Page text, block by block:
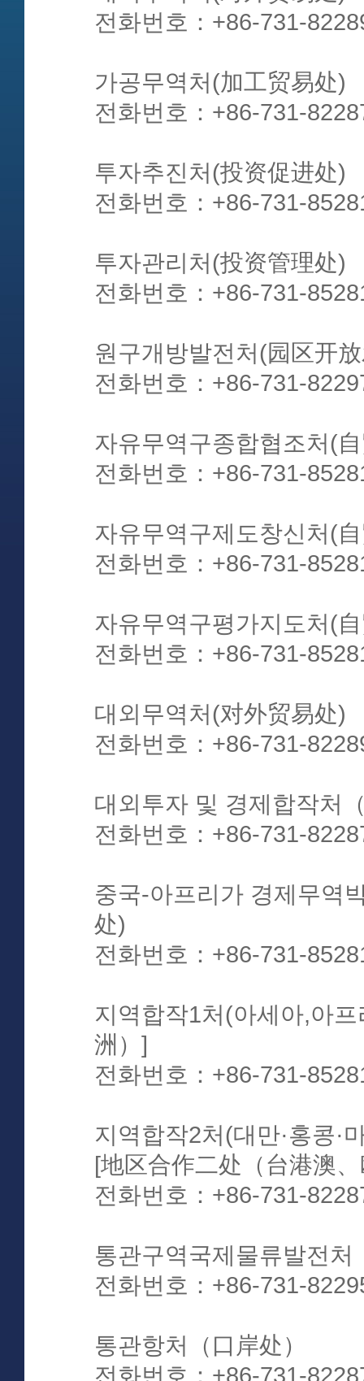
전화번호：+86-731-
가공무역처(加工贸易处)
전화번호：+86-731-
투자추진처(投资促进处)
전화번호：+86-731-
투자관리처(投资管理处)
전화번호：+86-731-
원구개방발전처(园区开
전화번호：+86-731-
자유무역구종합협조처(
전화번호：+86-731-
자유무역구제도창신처(
전화번호：+86-731-
자유무역구평가지도처(
전화번호：+86-731-
대외무역처(对外贸易处)
전화번호：+86-731-
대외투자 및 경제합작처
전화번호：+86-731-
중국-아프리가 경제무역
处)
전화번호：+86-731-
지역합작1처(아세아,아
洲）]
전화번호：+86-731-
지역합작2처(대만·홍콩
[地区合作二处（台港澳
전화번호：+86-731-
통관구역국제물류발전
전화번호：+86-731-
통관항처（口岸处）
전화번호：+86-731-